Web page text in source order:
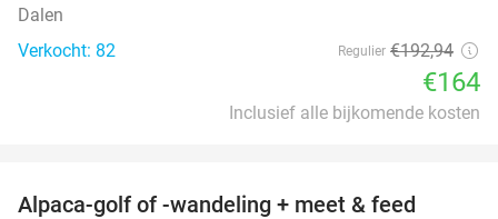
Dalen
Verkocht: 82
Regulier €192,94
€164
Inclusief alle bijkomende kosten
Alpaca-golf of -wandeling + meet & feed